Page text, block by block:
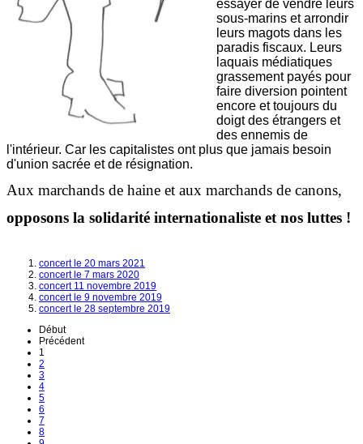
essayer de vendre leurs
sous-marins et arrondir
leurs magots dans les
paradis fiscaux. Leurs
laquais médiatiques
grassement payés pour
faire diversion pointent
encore et toujours du
doigt des étrangers et
des ennemis de
l'intérieur. Car les capitalistes ont plus que jamais besoin
d'union sacrée et de résignation.
Aux marchands de haine et aux marchands de canons,
opposons la solidarité internationaliste et nos luttes !
concert le 20 mars 2021
concert le 7 mars 2020
concert 11 novembre 2019
concert le 9 novembre 2019
concert le 28 septembre 2019
Début
Précédent
1
2
3
4
5
6
7
8